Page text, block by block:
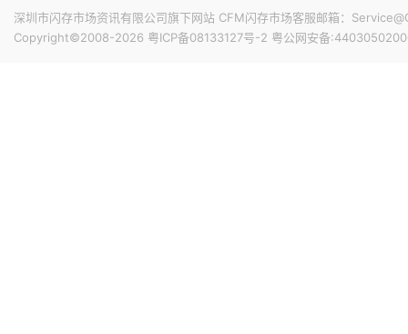
深圳市闪存市场资讯有限公司旗下网站 CFM闪存市场客服邮箱：
Copyright©2008-2026 粤ICP备08133127号-2 粤公网安备